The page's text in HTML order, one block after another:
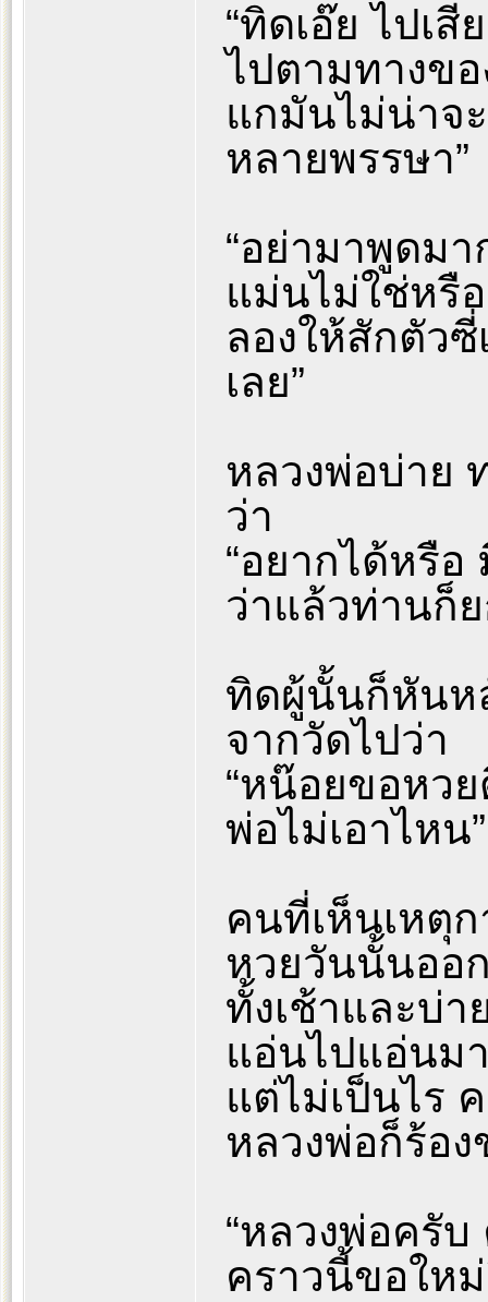
“ทิดเอ๊ย ไปเ
ไปตามทางขอ
แกมันไม่น่าจ
หลายพรรษา”
“อย่ามาพูดมา
แม่นไม่ใช่หรือ
ลองให้สักตัวซี่
เลย”
หลวงพ่อบ่าย
ว่า
“อยากได้หรือ
ว่าแล้วท่านก็ย
ทิดผู้นั้นก็หันห
จากวัดไปว่า
“หน๊อยขอหว
พ่อไม่เอาไหน”
คนที่เห็นเหตุ
หวยวันนั้นออก
ทั้งเช้าและบ่
แอ่นไปแอ่นม
แต่ไม่เป็นไร
หลวงพ่อก็ร้อ
“หลวงพ่อครับ
คราวนี้ขอให